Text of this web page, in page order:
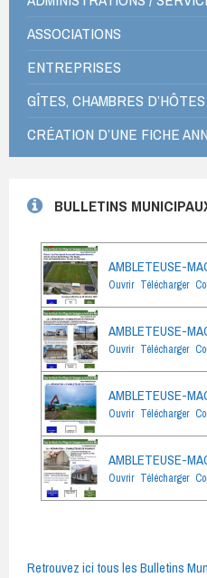
ASSOCIATIONS
ENTREPRISES
GÎTES, CHAMBRES D’HÔTES
CRÉATION D’UNE FICHE
BULLETINS
AMBLETEUSE-
Ouvrir Télécharger
AMBLETEUSE-
Ouvrir Télécharger
AMBLETEUSE-
Ouvrir Télécharger
AMBLETEUSE-
Ouvrir Télécharger
Retrouvez ici tous les Bulletins